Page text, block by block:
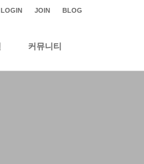
BLOG
JOIN
LOGIN
커뮤니티